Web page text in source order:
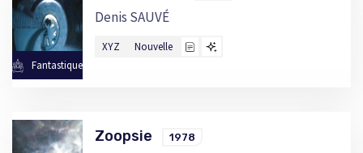
Fantastique
Denis SAUVÉ
XYZ Nouvelle
Zoopsie 1978